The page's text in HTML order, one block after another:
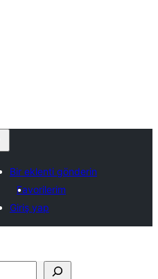
Bir eklenti gönderin
Favorilerim
Giriş yap